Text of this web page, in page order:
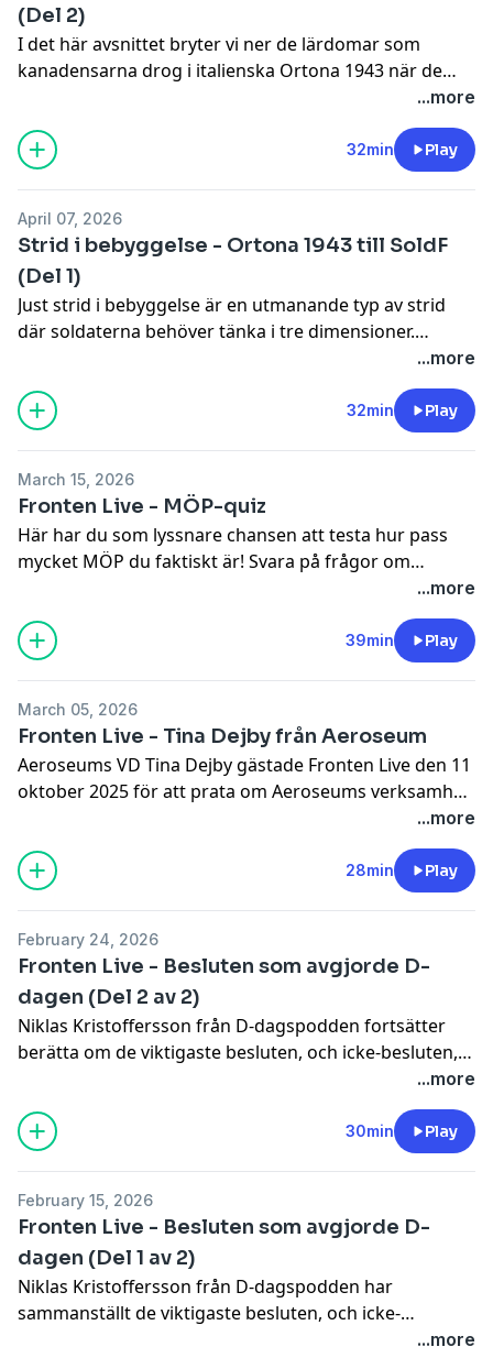
(Del 2)
I det här avsnittet bryter vi ner de lärdomar som
kanadensarna drog i italienska Ortona 1943 när de
stred mot tyska första fallskärmsjägardivisionen. Det
blir utöver fokus på strategi och taktik även praktiska
tips om vilka vapensystem som bör användas och i
vilka sammanhang.
...more
32min Play
April 07, 2026
Strid i bebyggelse - Ortona 1943 till SoldF
(Del 1)
Just strid i bebyggelse är en utmanande typ av strid
där soldaterna behöver tänka i tre dimensioner.
Fienden kan vara en meter ifrån dig eller dyka upp
oväntat. För de västallierade under andra världskriget
blev slaget om Ortona ett riktigt eldprov när två
kanadensiska bataljoner ställdes mot enheter från
att lyckas med sitt uppdrag blev de kanadensiska
trupperna tvungna att på nolltid uppfinna ny taktik
och nya metoder för att ta staden, rum för rum, hus
för hus och kvarter för kvarter. Deras lärdomar togs
till vara och användes sedan i utbildningen i strid i
bebyggelse för andra allierade förband. Det
intressanta är att flera av de slutsatser som
kanadensarna drog dyker upp även i vår moderna
SoldF!
...more
32min Play
March 15, 2026
Fronten Live - MÖP-quiz
Här har du som lyssnare chansen att testa hur pass
mycket MÖP du faktiskt är! Svara på frågor om
automatkarbiner, andra världskriget och stridsvagnar
...more
39min Play
March 05, 2026
Fronten Live - Tina Dejby från Aeroseum
Aeroseums VD Tina Dejby gästade Fronten Live den 11
oktober 2025 för att prata om Aeroseums verksamhet
och framtid. Dessutom avslöjar hon vilket som är...more
28min Play
February 24, 2026
Fronten Live - Besluten som avgjorde D-
dagen (Del 2 av 2)
Niklas Kristoffersson från D-dagspodden fortsätter
berätta om de viktigaste besluten, och icke-besluten,
...more
30min Play
February 15, 2026
Fronten Live - Besluten som avgjorde D-
dagen (Del 1 av 2)
Niklas Kristoffersson från D-dagspodden har
sammanställt de viktigaste besluten, och icke-
...more